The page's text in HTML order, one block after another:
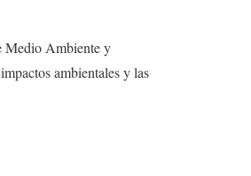
Medio Ambiente y
ambientales y las